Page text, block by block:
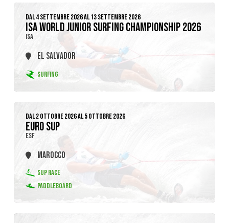
DAL 4 SETTEMBRE 2026 AL 13 SETTEMBRE 2026
ISA WORLD JUNIOR SURFING CHAMPIONSHIP 2026
ISA
EL SALVADOR
SURFING
DAL 2 OTTOBRE 2026 AL 5 OTTOBRE 2026
EURO SUP
ESF
MAROCCO
SUP RACE
PADDLEBOARD